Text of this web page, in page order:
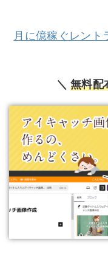
月に億稼ぐレン
＼無料配